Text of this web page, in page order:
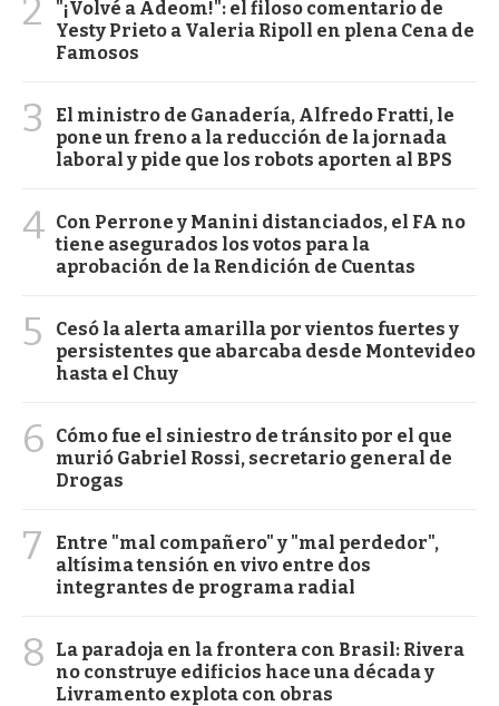
2
"¡Volvé a Adeom!": el filoso comentario de
Yesty Prieto a Valeria Ripoll en plena Cena de
Famosos
3
El ministro de Ganadería, Alfredo Fratti, le
pone un freno a la reducción de la jornada
laboral y pide que los robots aporten al BPS
4 Con Perrone y Manini distanciados, el FA no
tiene asegurados los votos para la
aprobación de la Rendición de Cuentas
5
Cesó la alerta amarilla por vientos fuertes y
persistentes que abarcaba desde Montevideo
hasta el Chuy
6
Cómo fue el siniestro de tránsito por el que
murió Gabriel Rossi, secretario general de
Drogas
7
Entre "mal compañero" y "mal perdedor",
altísima tensión en vivo entre dos
integrantes de programa radial
8
La paradoja en la frontera con Brasil: Rivera
no construye edificios hace una década y
Livramento explota con obras